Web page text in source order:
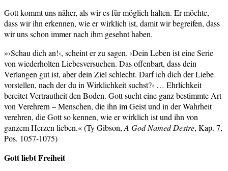
Gott kommt uns näher, als wir es für möglich halten. Er möchte,
dass wir ihn erkennen, wie er wirklich ist, damit wir begreifen, dass
wir uns schon immer nach ihm gesehnt haben.
»›Schau dich an!‹, scheint er zu sagen. ›Dein Leben ist eine Serie
von wiederholten Liebesversuchen. Das offenbart, dass dein
Verlangen gut ist, aber dein Ziel schlecht. Darf ich dich der Liebe
vorstellen, nach der du in Wirklichkeit suchst?‹ … Ehrlichkeit
bereitet Vertrautheit den Boden. Gott sucht eine ganz bestimmte Art
von Verehrern – Menschen, die ihn im Geist und in der Wahrheit
verehren, die Gott so kennen, wie er wirklich ist und ihn von
ganzem Herzen lieben.« (Ty Gibson, A God Named Desire, Kap. 7,
Pos. 1057-1075)
Gott liebt Freiheit